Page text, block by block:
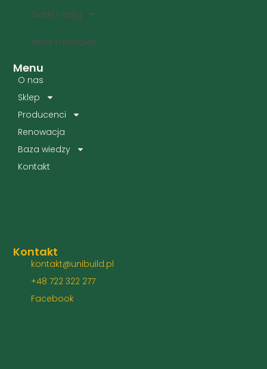
Menu
O nas
Sklep
Producenci
Renowacja
Baza wiedzy
Kontakt
Siatki i maty
Mata trzcinowa
Kontakt
kontakt@unibuild.pl
+48 722 322 277
Facebook